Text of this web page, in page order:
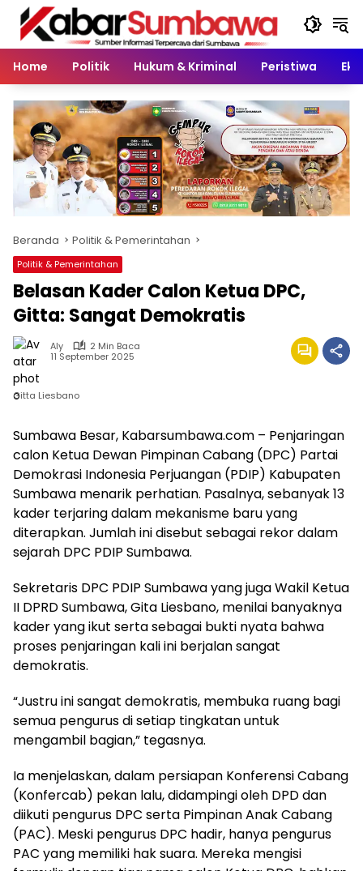
Langsung
konten
Home
Politik Hukum & Kriminal Peristiwa
Beranda Politik & Pemerintahan
Politik & Pemerintahan
Belasan Kader Calon Ketua DPC,
Gitta: Sangat Demokratis
Aly
2 Min Baca
11 September 2025
Gitta Liesbano
Sumbawa Besar, Kabarsumbawa.com – Penjaringan
calon Ketua Dewan Pimpinan Cabang (DPC) Partai
Demokrasi Indonesia Perjuangan (PDIP) Kabupaten
Sumbawa menarik perhatian. Pasalnya, sebanyak 13
kader terjaring dalam mekanisme baru yang
diterapkan. Jumlah ini disebut sebagai rekor dalam
sejarah DPC PDIP Sumbawa.
Sekretaris DPC PDIP Sumbawa yang juga Wakil Ketua
II DPRD Sumbawa, Gita Liesbano, menilai banyaknya
kader yang ikut serta sebagai bukti nyata bahwa
proses penjaringan kali ini berjalan sangat
demokratis.
“Justru ini sangat demokratis, membuka ruang bagi
semua pengurus di setiap tingkatan untuk
mengambil bagian,” tegasnya.
Ia menjelaskan, dalam persiapan Konferensi Cabang
(Konfercab) pekan lalu, didampingi oleh DPD dan
diikuti pengurus DPC serta Pimpinan Anak Cabang
(PAC). Meski pengurus DPC hadir, hanya pengurus
PAC yang memiliki hak suara. Mereka mengisi